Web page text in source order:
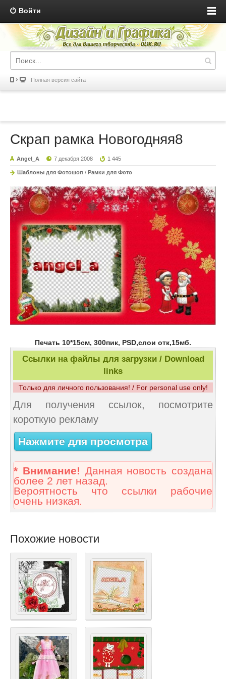
Войти
Полная версия сайта
Скрап рамка Новогодняя8
Angel_A 7 декабря 2008 1 445
Шаблоны для Фотошоп / Рамки для Фото
Печать 10*15см, 300пик, PSD,слои отк,15мб.
Ссылки на файлы для загрузки / Download
links
Только для личного пользования! / For personal use only!
Для получения ссылок, посмотрите
короткую рекламу
Нажмите для просмотра
* Внимание! Данная новость создана
более 2 лет назад.
Вероятность что ссылки рабочие
очень низкая.
Похожие новости